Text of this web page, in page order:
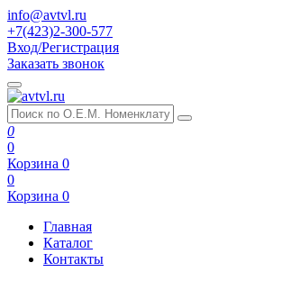
info@avtvl.ru
+7(423)2-300-577
Вход/Регистрация
Заказать звонок
0
0
Корзина 0
0
Корзина 0
Главная
Каталог
Контакты